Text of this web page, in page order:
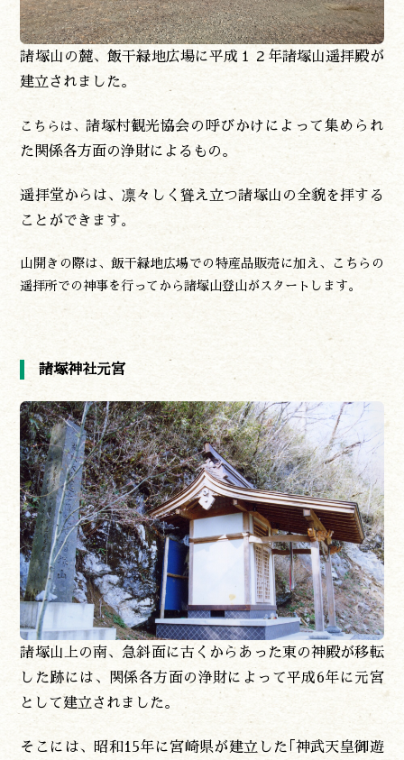
諸塚山の麓、飯干緑地広場に平成１２年諸塚山遥拝殿が
建立されました。
こちらは、諸塚村観光協会の呼びかけによって集められ
た関係各方面の浄財によるもの。
遥拝堂からは、凛々しく聳え立つ諸塚山の全貌を拝する
ことができます。
山開きの際は、飯干緑地広場での特産品販売に加え、こちらの
遥拝所での神事を行ってから諸塚山登山がスタートします。
諸塚神社元宮
諸塚山上の南、急斜面に古くからあった東の神殿が移転
した跡には、関係各方面の浄財によって平成6年に元宮
として建立されました。
そこには、昭和15年に宮崎県が建立した｢神武天皇御遊